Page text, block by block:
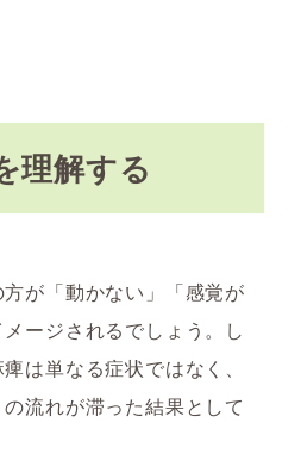
理解する
が「動かない」「感覚が
ージされるでしょう。し
は単なる症状ではなく、
流れが滞った結果として